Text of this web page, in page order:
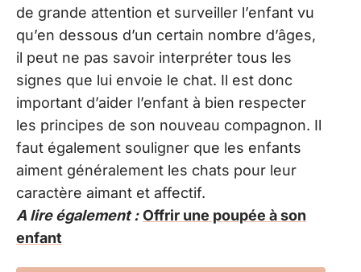
de grande attention et surveiller l’enfant vu
qu’en dessous d’un certain nombre d’âges,
il peut ne pas savoir interpréter tous les
signes que lui envoie le chat. Il est donc
important d’aider l’enfant à bien respecter
les principes de son nouveau compagnon. Il
faut également souligner que les enfants
aiment généralement les chats pour leur
caractère aimant et affectif.
A lire également : Offrir une poupée à son
enfant